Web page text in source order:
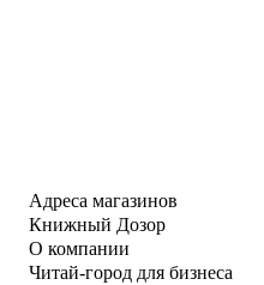
Адреса магазинов
Книжный Дозор
О компании
Читай-город для бизнеса